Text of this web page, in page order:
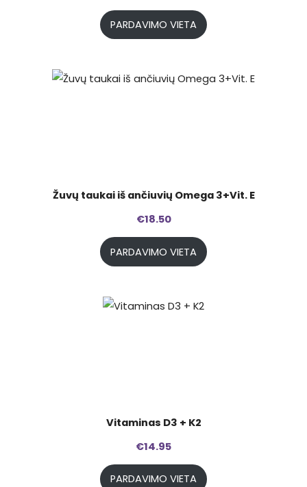
PARDAVIMO VIETA
Žuvų taukai iš ančiuvių Omega 3+Vit. E
€18.50
PARDAVIMO VIETA
Vitaminas D3 + K2
€14.95
PARDAVIMO VIETA